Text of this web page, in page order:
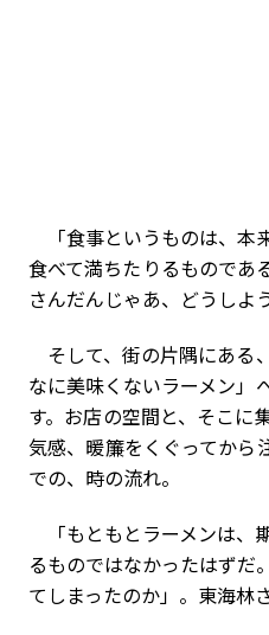
「食事というものは、本
食べて満ちたりるものであ
さんだんじゃあ、どうしよ
そして、街の片隅にある
なに美味くないラーメン」
す。お店の空間と、そこに
気感、暖簾をくぐってから
での、時の流れ。
「もともとラーメンは、
るものではなかったはずだ
てしまったのか」。東海林